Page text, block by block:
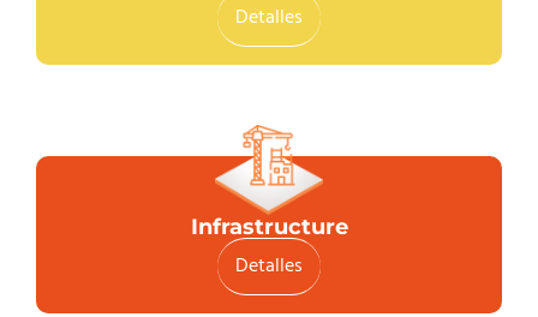
Detalles
Infrastructure
Detalles